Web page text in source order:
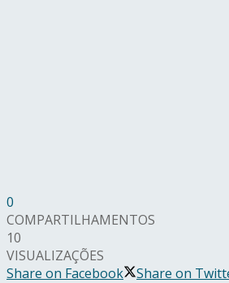
0
COMPARTILHAMENTOS
10
VISUALIZAÇÕES
Share on Facebook
Share on